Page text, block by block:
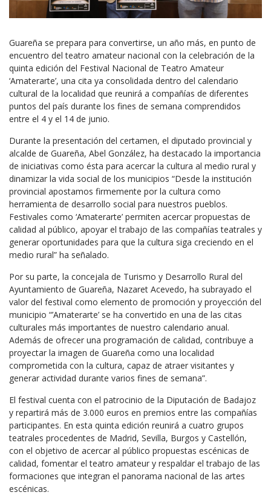
Guareña se prepara para convertirse, un año más, en punto de
encuentro del teatro amateur nacional con la celebración de la
quinta edición del Festival Nacional de Teatro Amateur
‘Amaterarte’, una cita ya consolidada dentro del calendario
cultural de la localidad que reunirá a compañías de diferentes
puntos del país durante los fines de semana comprendidos
entre el 4 y el 14 de junio.
Durante la presentación del certamen, el diputado provincial y
alcalde de Guareña, Abel González, ha destacado la importancia
de iniciativas como ésta para acercar la cultura al medio rural y
dinamizar la vida social de los municipios “Desde la institución
provincial apostamos firmemente por la cultura como
herramienta de desarrollo social para nuestros pueblos.
Festivales como ‘Amaterarte’ permiten acercar propuestas de
calidad al público, apoyar el trabajo de las compañías teatrales y
generar oportunidades para que la cultura siga creciendo en el
medio rural” ha señalado.
Por su parte, la concejala de Turismo y Desarrollo Rural del
Ayuntamiento de Guareña, Nazaret Acevedo, ha subrayado el
valor del festival como elemento de promoción y proyección del
municipio “’Amaterarte’ se ha convertido en una de las citas
culturales más importantes de nuestro calendario anual.
Además de ofrecer una programación de calidad, contribuye a
proyectar la imagen de Guareña como una localidad
comprometida con la cultura, capaz de atraer visitantes y
generar actividad durante varios fines de semana”.
El festival cuenta con el patrocinio de la Diputación de Badajoz
y repartirá más de 3.000 euros en premios entre las compañías
participantes. En esta quinta edición reunirá a cuatro grupos
teatrales procedentes de Madrid, Sevilla, Burgos y Castellón,
con el objetivo de acercar al público propuestas escénicas de
calidad, fomentar el teatro amateur y respaldar el trabajo de las
formaciones que integran el panorama nacional de las artes
escénicas.